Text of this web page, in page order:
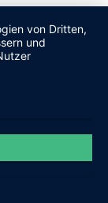
von Dritten,
und